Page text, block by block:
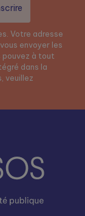
Votre adresse
envoyer les
pouvez à tout
dans la
veuillez